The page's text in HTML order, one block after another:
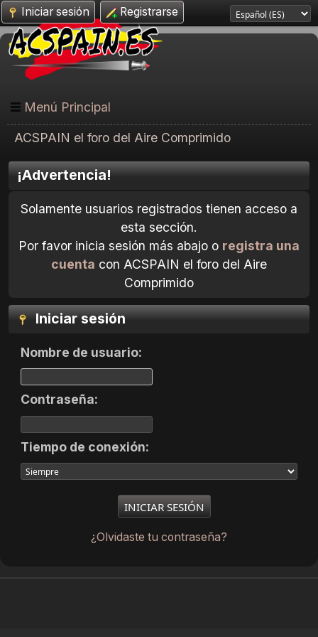
Iniciar sesión Registrarse
Menú Principal
ACSPAIN el foro del Aire Comprimido
¡Advertencia!
Solamente usuarios registrados tienen acceso a
esta sección.
Por favor inicia sesión más abajo o registra una
cuenta con ACSPAIN el foro del Aire
Comprimido
Iniciar sesión
Nombre de usuario:
Contraseña:
Tiempo de conexión:
¿Olvidaste tu contraseña?